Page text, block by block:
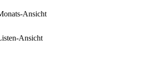
Ansicht
Ansicht